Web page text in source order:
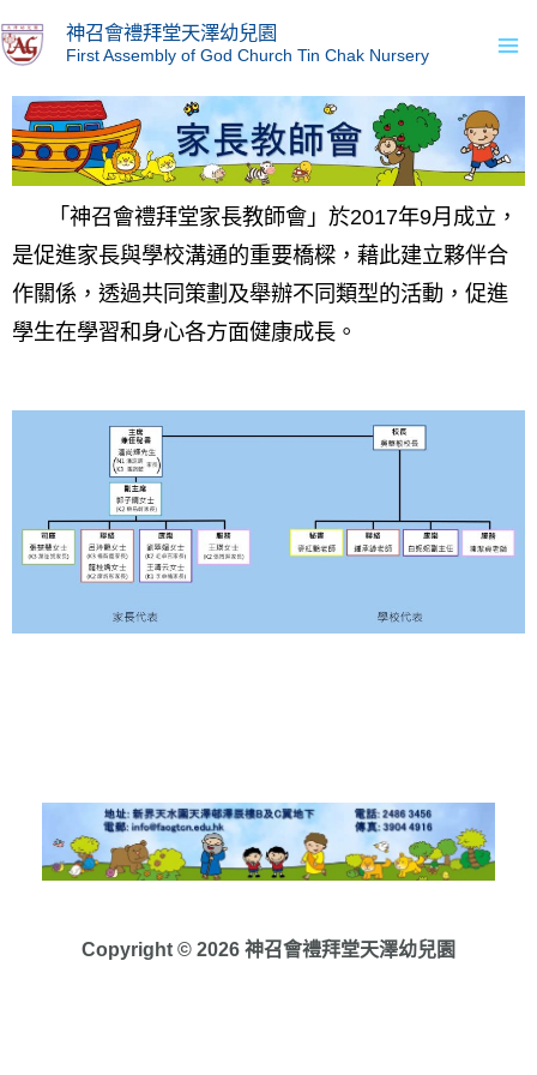
to
神召會禮拜堂天澤幼兒園
First Assembly of God Church Tin Chak Nursery
「神召會禮拜堂家長教師會」於2017年9月成立，
是促進家長與學校溝通的重要橋樑，藉此建立夥伴合
作關係，透過共同策劃及舉辦不同類型的活動，促進
學生在學習和身心各方面健康成長。
Copyright © 2026 神召會禮拜堂天澤幼兒園